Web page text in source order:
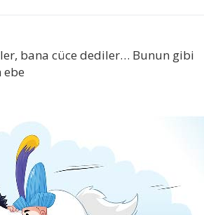
bana cüce dediler… Bunun gibi
ebe